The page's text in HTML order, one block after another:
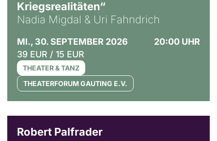
Kriegsrealitäten“
Nadia Migdal & Uri Fahndrich
MI., 30. SEPTEMBER 2026
20:00 UHR
39 EUR / 15 EUR
THEATER & TANZ
THEATERFORUM GAUTING E.V.
Robert Palfrader